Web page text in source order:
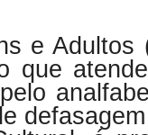
e
que